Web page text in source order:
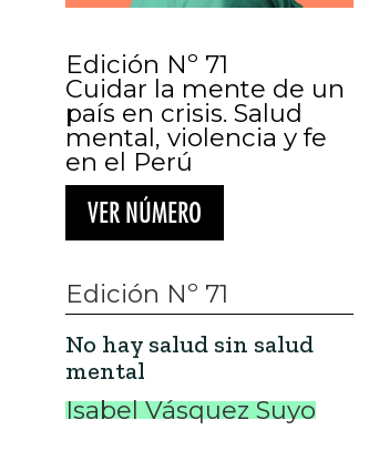
Edición Nº 71
Cuidar la mente de un
país en crisis. Salud
mental, violencia y fe
en el Perú
VER NÚMERO
Edición Nº 71
No hay salud sin salud
mental
Isabel Vásquez Suyo